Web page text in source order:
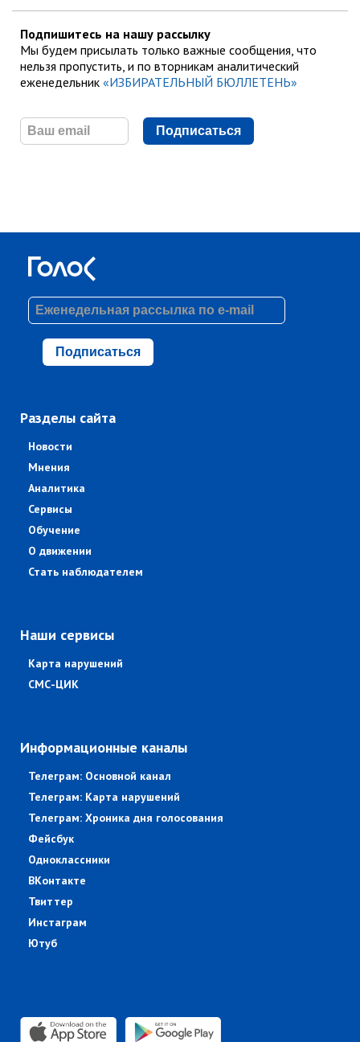
Подпишитесь на нашу рассылку
Мы будем присылать только важные сообщения, что
нельзя пропустить, и по вторникам аналитический
еженедельник «ИЗБИРАТЕЛЬНЫЙ БЮЛЛЕТЕНЬ»
Подписаться
Подписаться
Разделы сайта
Новости
Мнения
Аналитика
Сервисы
Обучение
О движении
Стать наблюдателем
Наши сервисы
Карта нарушений
СМС-ЦИК
Информационные каналы
Телеграм: Основной канал
Телеграм: Карта нарушений
Телеграм: Хроника дня голосования
Фейсбук
Одноклассники
ВКонтакте
Твиттер
Инстаграм
Ютуб